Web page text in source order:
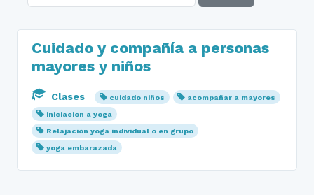
Cuidado y compañía a personas
mayores y niños
Clases cuidado niños
acompañar a mayores
iniciacion a yoga
Relajación yoga individual o en grupo
yoga embarazada